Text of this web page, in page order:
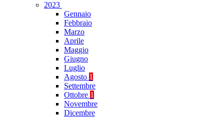
2023
Gennaio
Febbraio
Marzo
Aprile
Maggio
Giugno
Luglio
Agosto 1
Settembre
Ottobre 1
Novembre
Dicembre